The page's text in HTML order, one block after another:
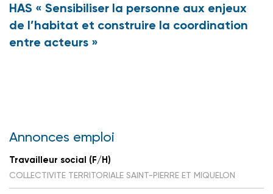
HAS « Sensibiliser la personne aux enjeux
de l’habitat et construire la coordination
entre acteurs »
Annonces emploi
Travailleur social (F/H)
COLLECTIVITE TERRITORIALE SAINT-PIERRE ET MIQUELON